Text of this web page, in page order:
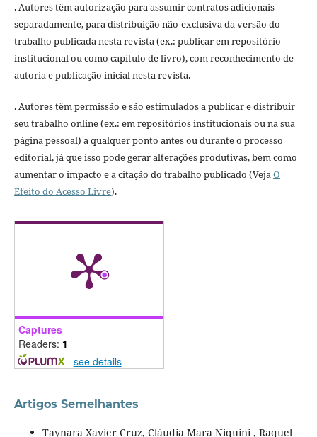
. Autores têm autorização para assumir contratos adicionais
separadamente, para distribuição não-exclusiva da versão do
trabalho publicada nesta revista (ex.: publicar em repositório
institucional ou como capítulo de livro), com reconhecimento de
autoria e publicação inicial nesta revista.
. Autores têm permissão e são estimulados a publicar e distribuir
seu trabalho online (ex.: em repositórios institucionais ou na sua
página pessoal) a qualquer ponto antes ou durante o processo
editorial, já que isso pode gerar alterações produtivas, bem como
aumentar o impacto e a citação do trabalho publicado (VejaO
Efeito do Acesso Livre).
Captures
Readers: 1
- see details
Artigos Semelhantes
Taynara Xavier Cruz, Cláudia Mara Niquini , Raquel